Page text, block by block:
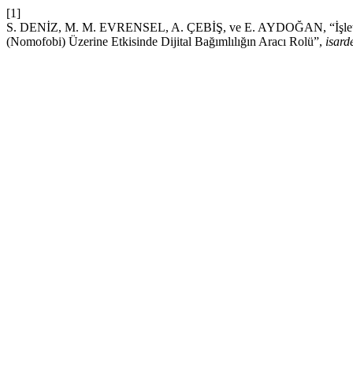
[1]
S. DENİZ, M. M. EVRENSEL, A. ÇEBİŞ, ve E. AYDOĞAN,
(Nomofobi) Üzerine Etkisinde Dijital Bağımlılığın Aracı Rolü”,